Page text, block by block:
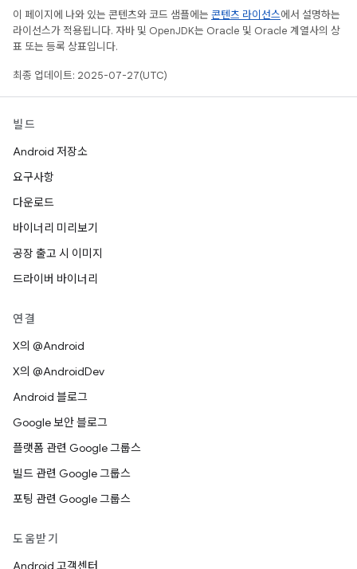
이 페이지에 나와 있는 콘텐츠와 코드 샘플에는 콘텐츠 라이선스에서 설명하는
라이선스가 적용됩니다. 자바 및 OpenJDK는 Oracle 및 Oracle 계열사의 상
표 또는 등록 상표입니다.
최종 업데이트: 2025-07-27(UTC)
빌드
Android 저장소
요구사항
다운로드
바이너리 미리보기
공장 출고 시 이미지
드라이버 바이너리
연결
X의 @Android
X의 @AndroidDev
Android 블로그
Google 보안 블로그
플랫폼 관련 Google 그룹스
빌드 관련 Google 그룹스
포팅 관련 Google 그룹스
도움받기
Android 고객센터